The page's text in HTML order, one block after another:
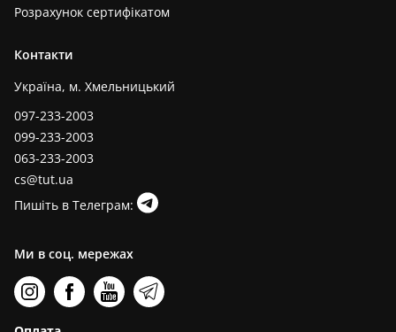
Розрахунок сертифікатом
Контакти
Україна, м. Хмельницький
097-233-2003
099-233-2003
063-233-2003
cs@tut.ua
Пишіть в Телеграм:
Ми в соц. мережах